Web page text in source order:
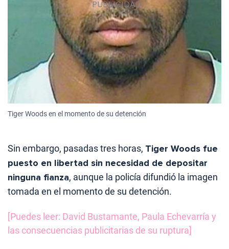
Tiger Woods en el momento de su detención
Sin embargo, pasadas tres horas, Tiger Woods fue
puesto en libertad sin necesidad de depositar
ninguna fianza, aunque la policía difundió la imagen
tomada en el momento de su detención.
[Puedes leer: David Bustamante, Paula Echevarría y
las consecuencias publicitarias de su ruptura]